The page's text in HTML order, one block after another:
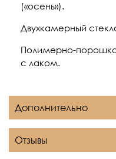
(«осень»).
Двухкамерный
Полимерно-
с лаком.
Дополнительно
Отзывы